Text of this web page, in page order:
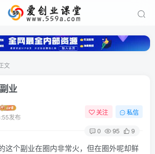
文
业
发布
关注 私信
0 95 9
这个副业在圈内非常火，但在圈外呢却鲜